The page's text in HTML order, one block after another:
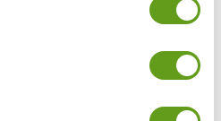
paden dan is een reis naar dit kleine